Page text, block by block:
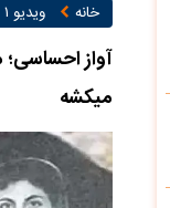
خانه ویدیو ۱
آواز
میکشه